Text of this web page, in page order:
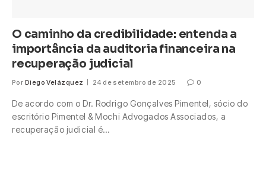
O caminho da credibilidade: entenda a
importância da auditoria financeira na
recuperação judicial
Por Diego Velázquez 24 de setembro de 2025 0
De acordo com o Dr. Rodrigo Gonçalves Pimentel, sócio do
escritório Pimentel & Mochi Advogados Associados, a
recuperação judicial é…